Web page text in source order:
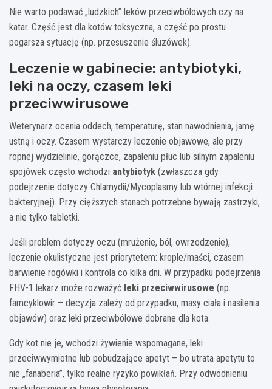
Nie warto podawać „ludzkich” leków przeciwbólowych czy na
katar. Część jest dla kotów toksyczna, a część po prostu
pogarsza sytuację (np. przesuszenie śluzówek).
Leczenie w gabinecie: antybiotyki,
leki na oczy, czasem leki
przeciwwirusowe
Weterynarz ocenia oddech, temperaturę, stan nawodnienia, jamę
ustną i oczy. Czasem wystarczy leczenie objawowe, ale przy
ropnej wydzielinie, gorączce, zapaleniu płuc lub silnym zapaleniu
spojówek często wchodzi antybiotyk (zwłaszcza gdy
podejrzenie dotyczy Chlamydii/Mycoplasmy lub wtórnej infekcji
bakteryjnej). Przy cięższych stanach potrzebne bywają zastrzyki,
a nie tylko tabletki.
Jeśli problem dotyczy oczu (mrużenie, ból, owrzodzenie),
leczenie okulistyczne jest priorytetem: krople/maści, czasem
barwienie rogówki i kontrola co kilka dni. W przypadku podejrzenia
FHV-1 lekarz może rozważyć leki przeciwwirusowe (np.
famcyklowir – decyzja zależy od przypadku, masy ciała i nasilenia
objawów) oraz leki przeciwbólowe dobrane dla kota.
Gdy kot nie je, wchodzi żywienie wspomagane, leki
przeciwwymiotne lub pobudzające apetyt – bo utrata apetytu to
nie „fanaberia”, tylko realne ryzyko powikłań. Przy odwodnieniu